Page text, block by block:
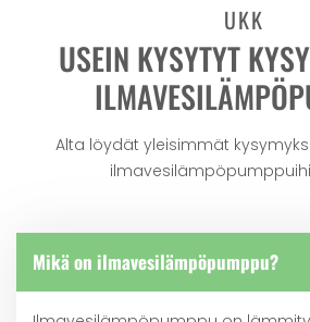
UKK
USEIN KYSYTYT
Alta löydät yleisimmät
Mikä on ilmavesilämpöpumppu?